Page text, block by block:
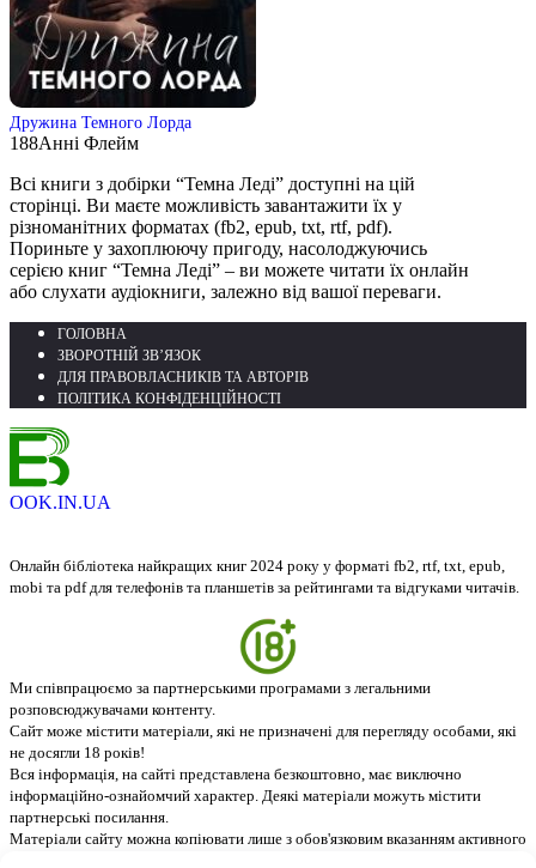
Дружина Темного Лорда
188Анні Флейм
Всі книги з добірки “Темна Леді” доступні на цій
сторінці. Ви маєте можливість завантажити їх у
різноманітних форматах (fb2, epub, txt, rtf, pdf).
Пориньте у захоплюючу пригоду, насолоджуючись
серією книг “Темна Леді” – ви можете читати їх онлайн
або слухати аудіокниги, залежно від вашої переваги.
ГОЛОВНА
ЗВОРОТНІЙ ЗВ’ЯЗОК
ДЛЯ ПРАВОВЛАСНИКІВ ТА АВТОРІВ
ПОЛІТИКА КОНФІДЕНЦІЙНОСТІ
OOK.IN.UA
Онлайн бібліотека найкращих книг 2024 року у форматі fb2, rtf, txt, epub,
mobi та pdf для телефонів та планшетів за рейтингами та відгуками читачів.
Ми співпрацюємо за партнерськими програмами з легальними
розповсюджувачами контенту.
Сайт може містити матеріали, які не призначені для перегляду особами, які
не досягли 18 років!
Вся інформація, на сайті представлена безкоштовно, має виключно
інформаційно-ознайомчий характер. Деякі матеріали можуть містити
партнерські посилання.
Матеріали сайту можна копіювати лише з обов'язковим вказанням активного